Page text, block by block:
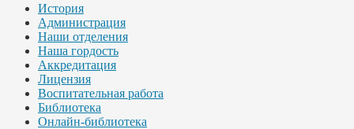
История
Администрация
Наши отделения
Наша гордость
Аккредитация
Лицензия
Воспитательная работа
Библиотека
Онлайн-библиотека